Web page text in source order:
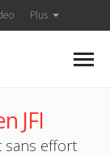
Plus
JFI
sans effort